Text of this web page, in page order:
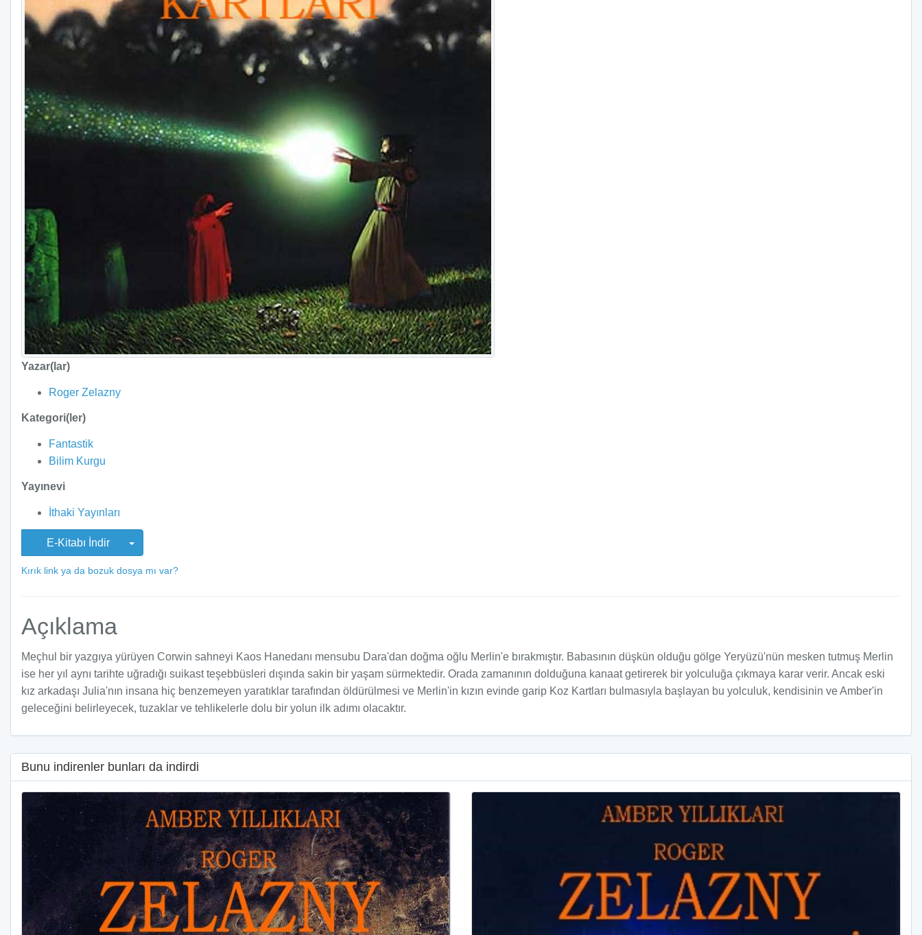
Yazar(lar)
Roger Zelazny
Kategori(ler)
Fantastik
Bilim Kurgu
Yayınevi
İthaki Yayınları
E-Kitabı İndir
Kırık link ya da bozuk dosya mı var?
Açıklama
Meçhul bir yazgıya yürüyen Corwin sahneyi Kaos Hanedanı mensubu Dara'dan doğma oğlu Merlin'e bırakmıştır. Babasının düşkün olduğu gölge Yeryüzü'nün mesken tutmuş Merlin
ise her yıl aynı tarihte uğradığı suikast teşebbüsleri dışında sakin bir yaşam sürmektedir. Orada zamanının dolduğuna kanaat getirerek bir yolculuğa çıkmaya karar verir. Ancak eski
kız arkadaşı Julia'nın insana hiç benzemeyen yaratıklar tarafından öldürülmesi ve Merlin'in kızın evinde garip Koz Kartları bulmasıyla başlayan bu yolculuk, kendisinin ve Amber'in
geleceğini belirleyecek, tuzaklar ve tehlikelerle dolu bir yolun ilk adımı olacaktır.
Bunu indirenler bunları da indirdi